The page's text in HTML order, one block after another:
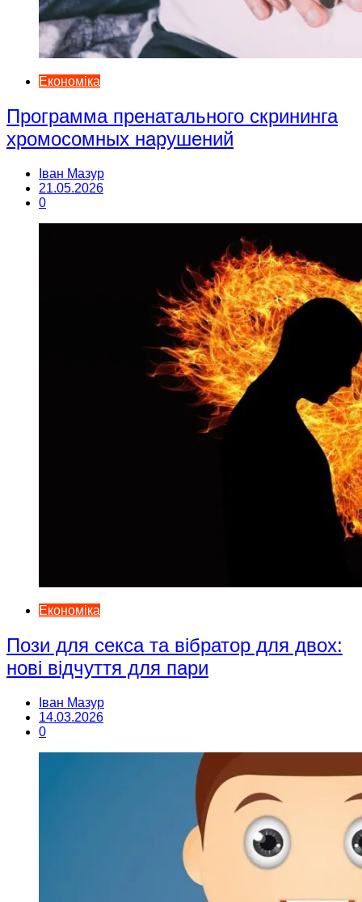
Економіка
Программа пренатального скрининга
хромосомных нарушений
Іван Мазур
21.05.2026
0
Економіка
Пози для секса та вібратор для двох:
нові відчуття для пари
Іван Мазур
14.03.2026
0